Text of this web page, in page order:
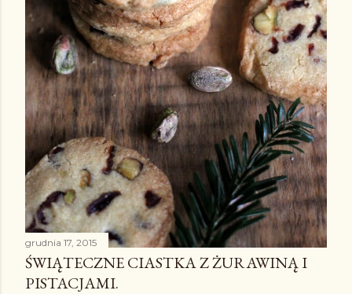
n
t
a
r
z
grudnia 17, 2015
ŚWIĄTECZNE CIASTKA Z ŻURAWINĄ I
PISTACJAMI.